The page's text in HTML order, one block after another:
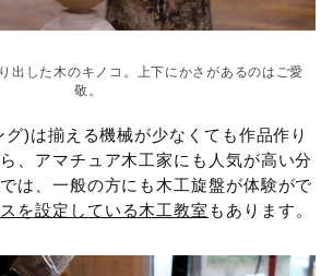
出した木のキノコ。上下にかさがあるのはご愛
敬。
)は揃える機械が少なくても作品作り
、アマチュア木工家にも人気が高い分
は、一般の方にも木工旋盤が体験がで
を設定している木工教室 もあります。